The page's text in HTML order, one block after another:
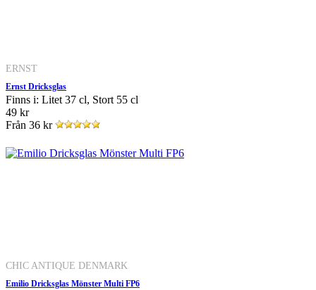
ERNST
Ernst Dricksglas
Finns i: Litet 37 cl, Stort 55 cl
49 kr
Från 36 kr
CHIC ANTIQUE DENMARK
Emilio Dricksglas Mönster Multi FP6